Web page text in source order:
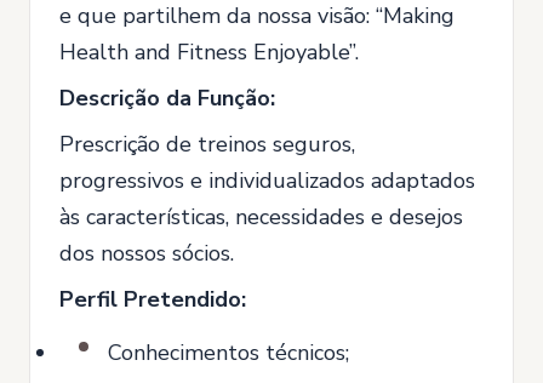
e que partilhem da nossa visão: “Making
Health and Fitness Enjoyable”.
Descrição da Função:
Prescrição de treinos seguros,
progressivos e individualizados adaptados
às características, necessidades e desejos
dos nossos sócios.
Perfil Pretendido:
Conhecimentos técnicos;